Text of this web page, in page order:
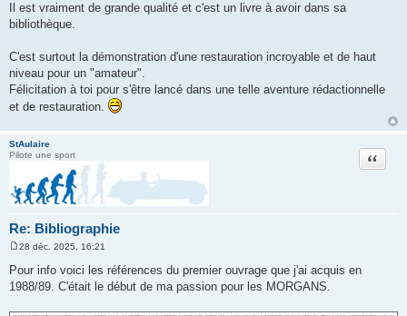
e
Il est vraiment de grande qualité et c'est un livre à avoir dans sa
bibliothèque.
C'est surtout la démonstration d'une restauration incroyable et de haut
niveau pour un "amateur".
Félicitation à toi pour s'être lancé dans une telle aventure rédactionnelle
et de restauration.
StAulaire
Pilote une sport
Re: Bibliographie
Citation
s
s
28 déc. 2025, 16:21
Pour info voici les références du premier ouvrage que j'ai acquis en
1988/89. C'était le début de ma passion pour les MORGANS.